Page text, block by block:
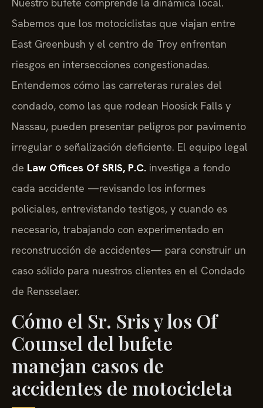
Sabemos que los motociclistas que viajan entre
East Greenbush y el centro de Troy enfrentan
riesgos en intersecciones congestionadas.
Entendemos cómo las carreteras rurales del
condado, como las que rodean Hoosick Falls y
Nassau, pueden presentar peligros por pavimento
irregular o señalización deficiente. El equipo legal
de Law Offices Of SRIS, P.C. investiga a fondo
cada accidente —revisando los informes
policiales, entrevistando testigos, y cuando es
necesario, trabajando con experimentado en
reconstrucción de accidentes— para construir un
caso sólido para nuestros clientes en el Condado
de Rensselaer.
Cómo el Sr. Sris y los Of
Counsel del bufete
manejan casos de
accidentes de motocicleta